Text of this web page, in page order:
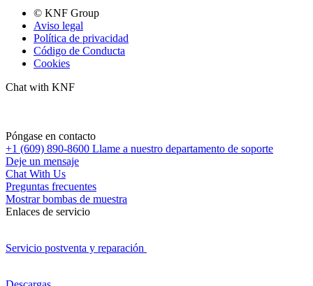
© KNF Group
Aviso legal
Política de privacidad
Código de Conducta
Cookies
Chat with KNF
Póngase en contacto
+1 (609) 890-8600 Llame a nuestro departamento de soporte
Deje un mensaje
Chat With Us
Preguntas frecuentes
Mostrar bombas de muestra
Enlaces de servicio
Servicio postventa y reparación